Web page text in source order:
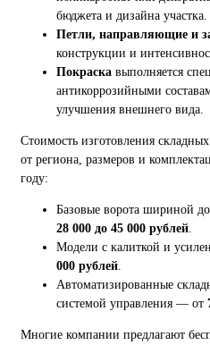
бюджета и дизайна участка.
Петли, направляющие и
конструкции и
Покраска выполняется
антикоррозийными
улучшения внешнего вида.
Стоимость изготовления
от региона, размеров и
году:
Базовые ворота шириной
28 000 до 45 000 рублей
Модели с калиткой и
000 рублей
Автоматизированные
системой управления — от
Многие компании предлагают